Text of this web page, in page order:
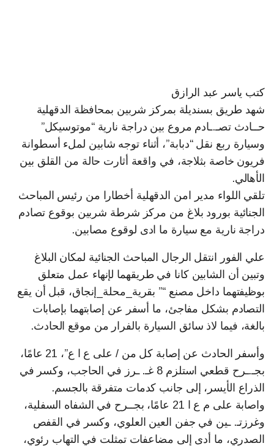
كتب ياسر عبد الرازق
شهد طريق بسنديلة بمركز شربين بمحافظة الدقهلية
حــادث تصـ.ـادم مروع بين دراجة نارية “موتوسيكل”
وسيارة ربع نقل “دبابة”، أثناء توجه شابين لملء أسطوانة
فريون خاصة بثلاجة، في واقعة أثارت حالة من القلق بين
الأهالي.
تلقي اللواء مدير امن الدقهلية أخطارا من رئيس المباحث
الجنائية بورود بلاغ من مركز شرطة شربين بوقوع تصادم
دراجة نارية مع سيارة ما ادى لوقوع مصابين.
علي الفور انتقل الرجال المباحث الجنائية لمكان البلاغ
وتبين أن الشابين كانا في طريقهما لإنهاء عمل متعلق
بوظيفتهما داخل مصنع “” بقرية_محلة_إنجاق، قبل أن يقع
التصادم بشكل مفاجئ، ما أسفر عن إصابتهما بإصابات
بالغة، فيما لاذ سائق السيارة بالفرار من موقع الحادث.
وأسفر الحادث عن إصابة كل من / على ع ا ع”، 21 عامًا،
بجـ.ـرح قطعي استلزم 8 غـ. ـرز في الحاجب، وكسر في
الذراع الأيسر، إلى جانب كدمات متفرقة بالجسم.
واصابة على م ع ا 21 عامًا، بجــرح في الشفاه السفلية،
وغرزتـ. ـين في جفن العين العلوي، وكسر في القفص
الصدري، ما أدى إلى مضاعفات تمثلت في التهاب رئوي،